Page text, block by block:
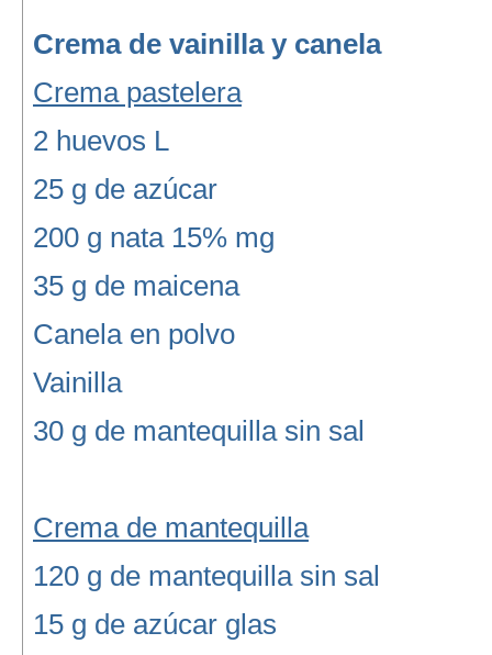
Crema de vainilla y canela
Crema pastelera
2 huevos L
25 g de azúcar
200 g nata 15% mg
35 g de maicena
Canela en polvo
Vainilla
30 g de mantequilla sin sal
Crema de mantequilla
120 g de mantequilla sin sal
15 g de azúcar glas